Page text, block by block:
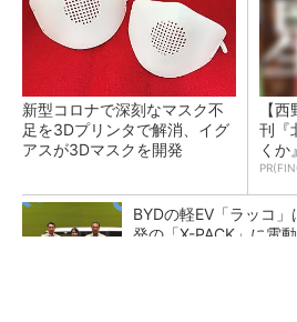
新型コロナで深刻なマスク不
足を3Dプリンタで解消、イグ
アスが3Dマスクを開発
【
刊『
くか』
BYDの軽EV「ラッコ
発の「X-PACK」に電動